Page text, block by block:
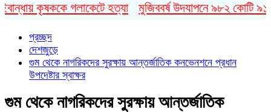
কৃষককে গলাকেটে হত্যা মুজিববর্ষ উদযাপনে ৯৮২ কোটি ৯১
প্রচ্ছদ
দেশজুড়ে
গুম থেকে নাগরিকদের সুরক্ষায় আন্তর্জাতিক কনভেনশনে প্রধান
উপদেষ্টার স্বাক্ষর
গুম থেকে নাগরিকদের সুরক্ষায় আন্তর্জাতিক